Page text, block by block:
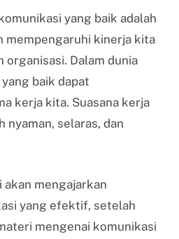
yang baik adalah
mempengaruhi kinerja kita
organisasi. Dalam dunia
baik dapat
kerja kita. Suasana kerja
nyaman, selaras, dan
akan mengajarkan
yang efektif, setelah
mengenai komunikasi